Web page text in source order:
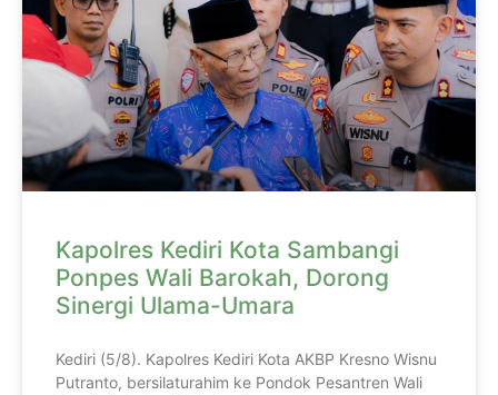
Kapolres Kediri Kota Sambangi
Ponpes Wali Barokah, Dorong
Sinergi Ulama-Umara
Kediri (5/8). Kapolres Kediri Kota AKBP Kresno Wisnu
Putranto, bersilaturahim ke Pondok Pesantren Wali